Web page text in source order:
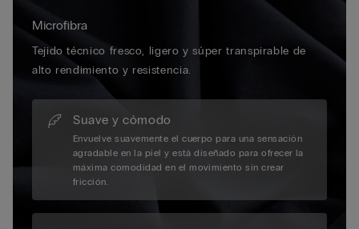
Microfibra
Tejido técnico fresco, ligero y súper transpirable de
alto rendimiento y resistencia.
Suave y cómodo
Envuelve suavemente el cuerpo para una sensación
agradable en la piel y está diseñado para ofrecer la
máxima comodidad en el movimiento sin crear
fricción.